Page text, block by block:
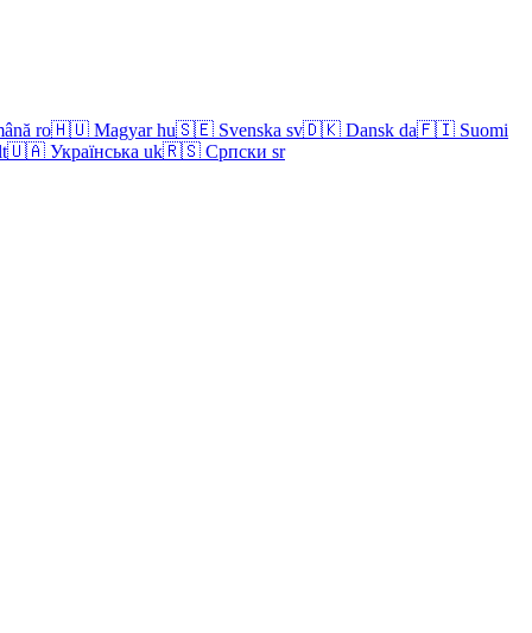
ro🇭🇺 Magyar hu🇸🇪 Svenska sv🇩🇰 Dansk da🇫🇮 Suomi
🇺🇦 Українська uk🇷🇸 Српски sr